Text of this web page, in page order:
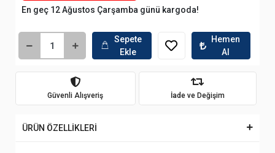
En geç 12 Ağustos Çarşamba günü kargoda!
Sepete
Ekle
Hemen
Al
Güvenli Alışveriş İade ve Değişim
ÜRÜN ÖZELLİKLERİ